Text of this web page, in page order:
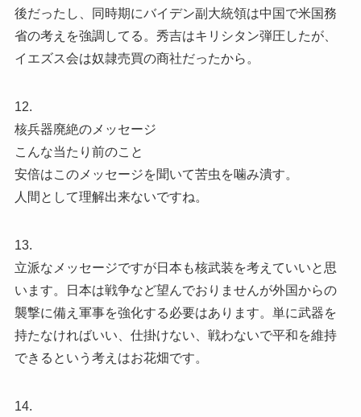
後だったし、同時期にバイデン副大統領は中国で米国務
省の考えを強調してる。秀吉はキリシタン弾圧したが、
イエズス会は奴隷売買の商社だったから。
12.
核兵器廃絶のメッセージ
こんな当たり前のこと
安倍はこのメッセージを聞いて苦虫を噛み潰す。
人間として理解出来ないですね。
13.
立派なメッセージですが日本も核武装を考えていいと思
います。日本は戦争など望んでおりませんが外国からの
襲撃に備え軍事を強化する必要はあります。単に武器を
持たなければいい、仕掛けない、戦わないで平和を維持
できるという考えはお花畑です。
14.